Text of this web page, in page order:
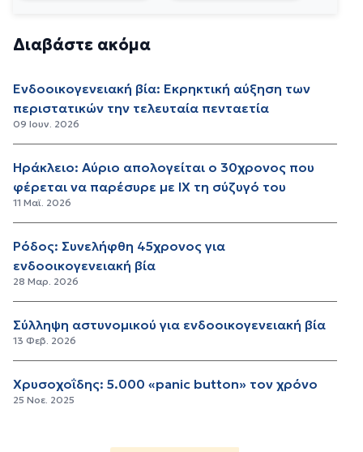
Διαβάστε ακόμα
Ενδοοικογενειακή βία: Εκρηκτική αύξηση των
περιστατικών την τελευταία πενταετία
09 Ιουν. 2026
Ηράκλειο: Αύριο απολογείται ο 30χρονος που
φέρεται να παρέσυρε με ΙΧ τη σύζυγό του
11 Μαϊ. 2026
Ρόδος: Συνελήφθη 45χρονος για
ενδοοικογενειακή βία
28 Μαρ. 2026
Σύλληψη αστυνομικού για ενδοοικογενειακή βία
13 Φεβ. 2026
Χρυσοχοΐδης: 5.000 «panic button» τον χρόνο
25 Νοε. 2025